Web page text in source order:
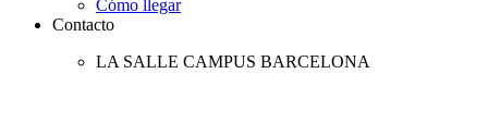
Cómo llegar
Contacto
LA SALLE CAMPUS BARCELONA